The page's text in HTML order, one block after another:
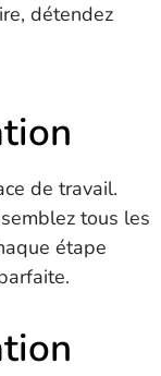
détendez
de travail.
tous les
étape